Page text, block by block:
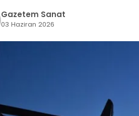
Gazetem Sanat
03 Haziran 2026